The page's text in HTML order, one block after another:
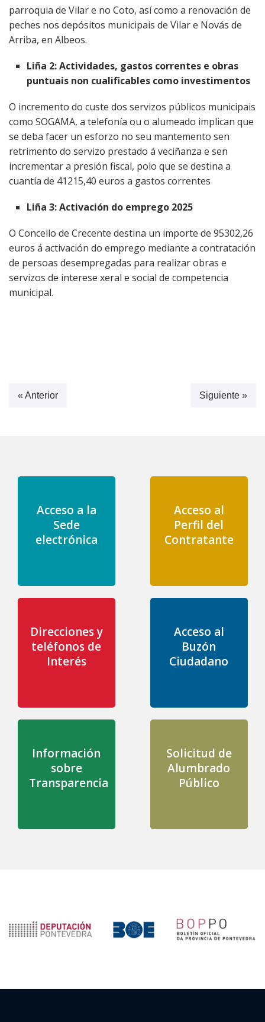
parroquia de Vilar e no Coto, así como a renovación de
peches nos depósitos municipais de Vilar e Novás de
Arriba, en Albeos.
Liña 2: Actividades, gastos correntes e obras
puntuais non cualificables como investimentos
O incremento do custe dos servizos públicos municipais
como SOGAMA, a telefonía ou o alumeado implican que
se deba facer un esforzo no seu mantemento sen
retrimento do servizo prestado á veciñanza e sen
incrementar a presión fiscal, polo que se destina a
cuantía de 41215,40 euros a gastos correntes
Liña 3: Activación do emprego 2025
O Concello de Crecente destina un importe de 95302,26
euros á activación do emprego mediante a contratación
de persoas desempregadas para realizar obras e
servizos de interese xeral e social de competencia
municipal.
« Anterior Siguiente »
Acceso a la
Sede
electrónica
Acceso al
Perfil del
Contratante
Direcciones y
teléfonos de
Interés
Acceso al
Buzón
Ciudadano
Información
sobre
Transparencia
Solicitud de
Alumbrado
Público